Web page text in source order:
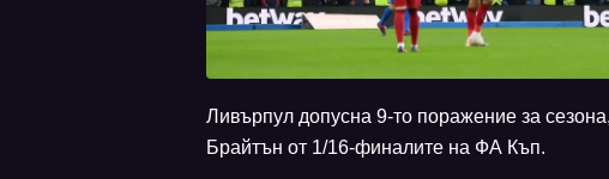
Ливърпул допусна 9-то поражение за
Брайтън от 1/16-финалите на ФА Къп.